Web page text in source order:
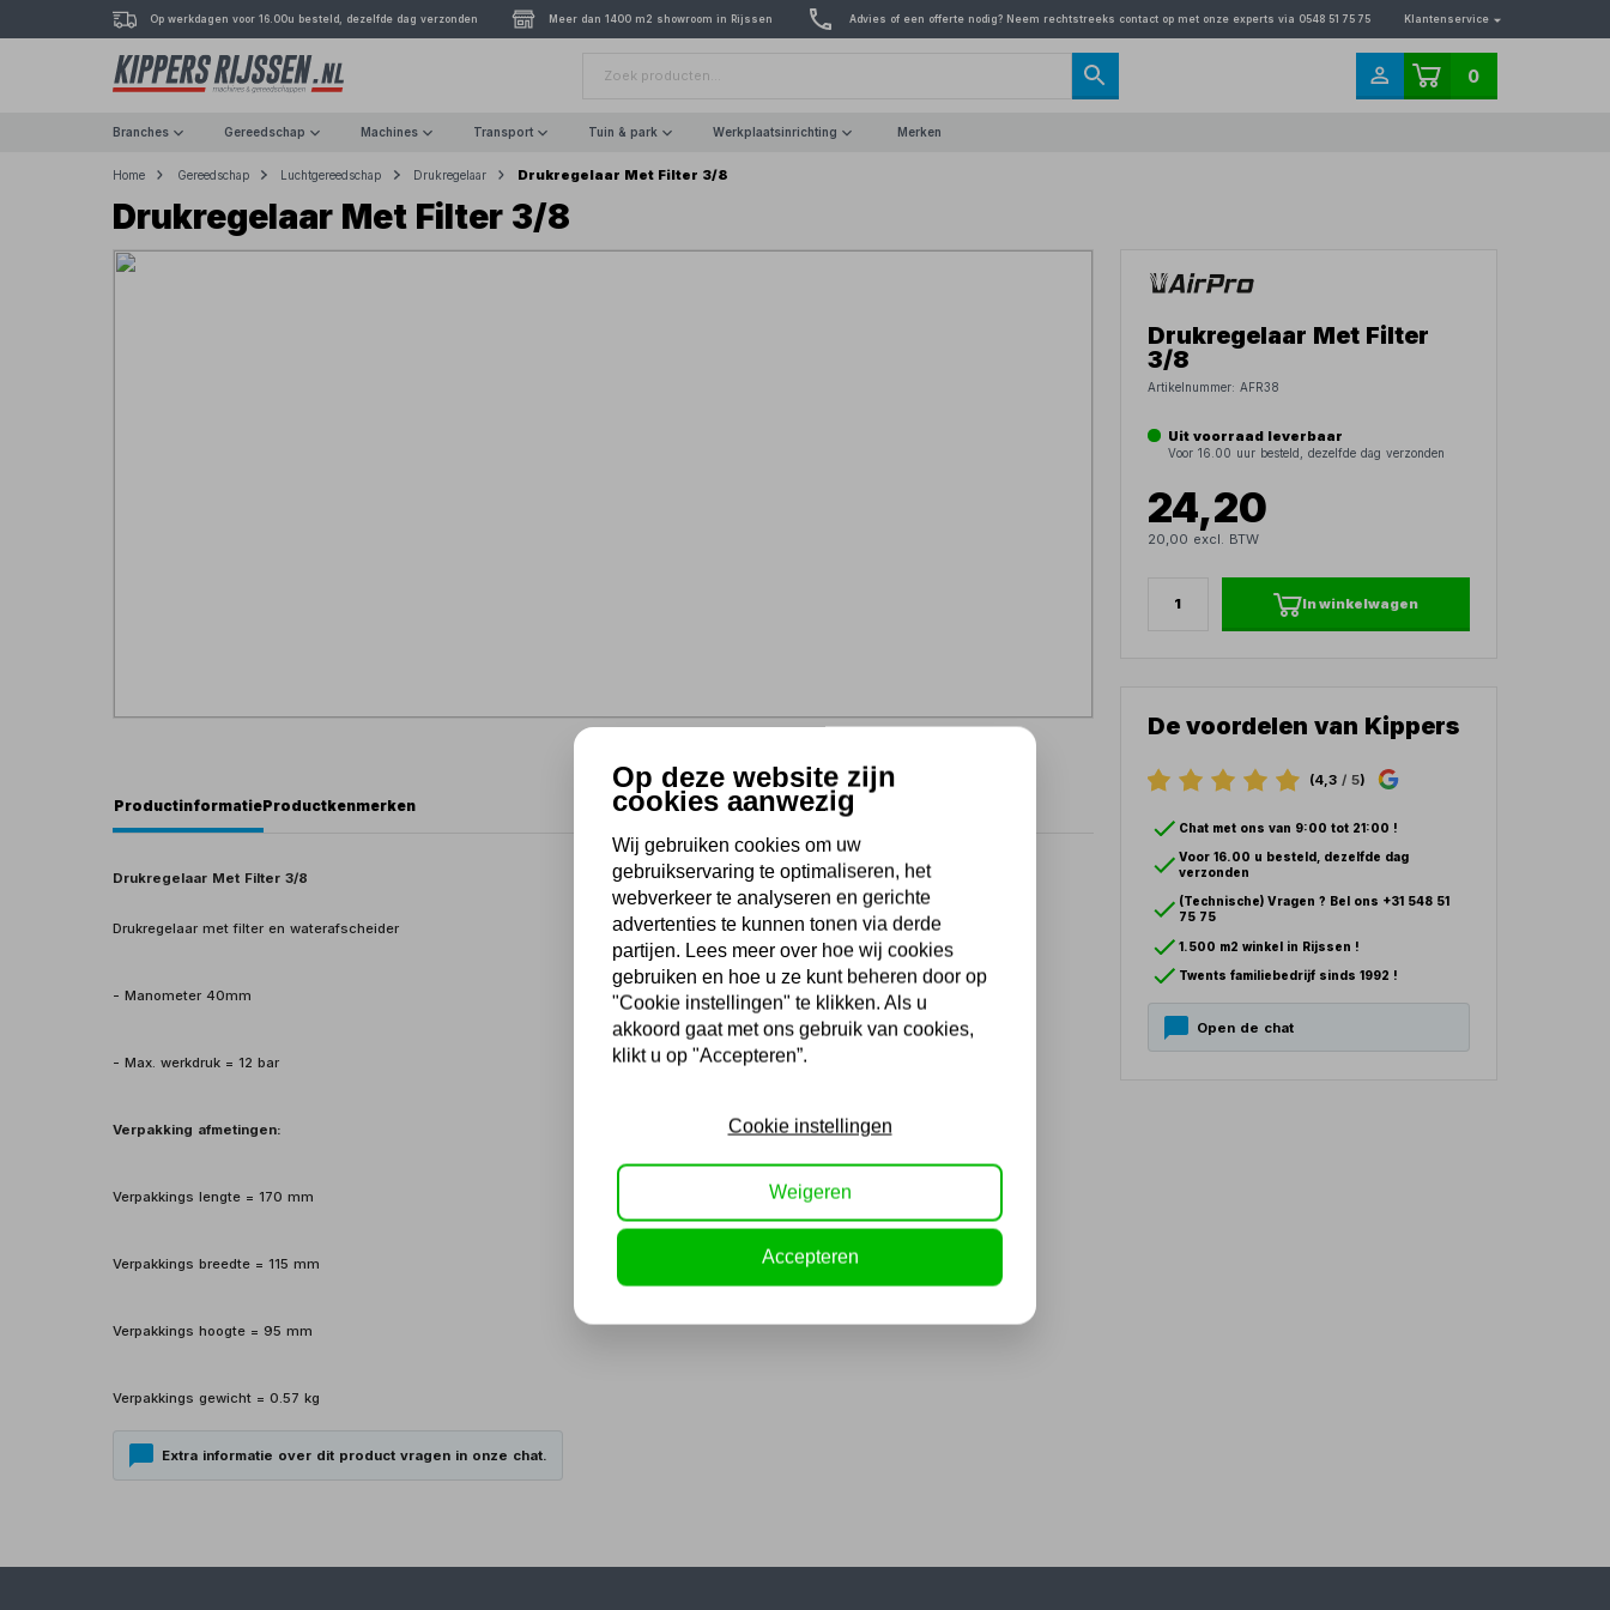
Op werkdagen voor 16.00u besteld, dezelfde dag verzonden Meer dan 1400 m2 showroom in Rijssen Advies of een offerte nodig? Neem rechtstreeks contact op met onze experts via 0548 51 75 75 Klantenservice
0
Branches Gereedschap Machines Transport Tuin & park Werkplaatsinrichting Merken
Home Gereedschap Luchtgereedschap Drukregelaar Drukregelaar Met Filter 3/8
Drukregelaar Met Filter 3/8
ProductinformatieProductkenmerken
Drukregelaar Met Filter 3/8
Drukregelaar met filter en waterafscheider
- Manometer 40mm
- Max. werkdruk = 12 bar
Verpakking afmetingen:
Verpakkings lengte = 170 mm
Verpakkings breedte = 115 mm
Verpakkings hoogte = 95 mm
Verpakkings gewicht = 0.57 kg
Extra informatie over dit product vragen in onze chat.
Drukregelaar Met Filter
3/8
Artikelnummer:AFR38
Uit voorraad leverbaar
Voor 16.00 uur besteld, dezelfde dag verzonden
24,20
20,00 excl. BTW
In winkelwagen
De voordelen van Kippers
(4,3 / 5)
Chat met ons van 9:00 tot 21:00 !
Voor 16.00 u besteld, dezelfde dag
verzonden
(Technische) Vragen ? Bel ons +31 548 51
75 75
1.500 m2 winkel in Rijssen !
Twents familiebedrijf sinds 1992 !
Open de chat
Op deze website zijn
cookies aanwezig
Wij gebruiken cookies om uw
gebruikservaring te optimaliseren, het
webverkeer te analyseren en gerichte
advertenties te kunnen tonen via derde
partijen. Lees meer over hoe wij cookies
gebruiken en hoe u ze kunt beheren door op
"Cookie instellingen" te klikken. Als u
akkoord gaat met ons gebruik van cookies,
klikt u op "Accepteren”.
Cookie instellingen
Weigeren
Accepteren